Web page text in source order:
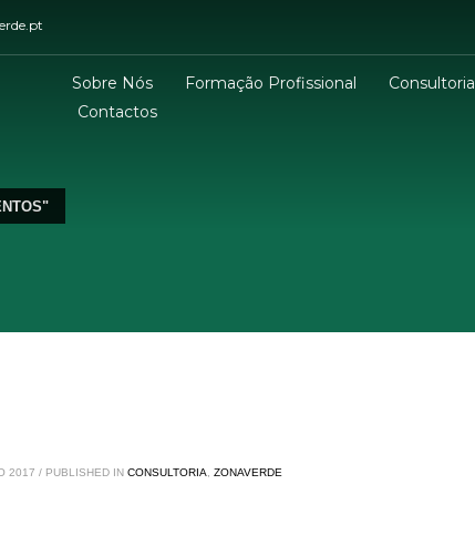
Sobre Nós Formação Profissional Consultoria
Contactos
2017 / PUBLISHED IN CONSULTORIA ,ZONAVERDE